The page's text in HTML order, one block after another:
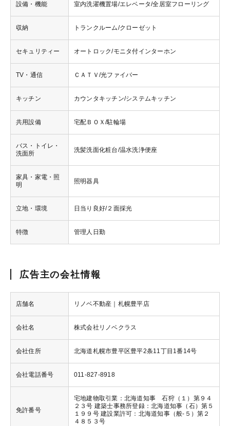
設備・機能 室内洗濯機置場/エレベータ/全居室フローリング
収納 トランクルーム/クローゼット
セキュリティー オートロック/モニタ付インターホン
TV・通信 ＣＡＴＶ/光ファイバー
キッチン カウンタキッチン/システムキッチン
共用設備 宅配ＢＯＸ/駐輪場
バス・トイレ・
洗面所
洗髪洗面化粧台/温水洗浄便座
家具・家電・照
明
照明器具
立地・環境 日当り良好/２面採光
特徴 管理人日勤
広告主の会社情報
店舗名 リノベ不動産｜札幌豊平店
会社名 株式会社リノベクラス
会社住所 北海道札幌市豊平区豊平2条11丁目1番14号
会社電話番号 011-827-8918
免許番号
宅地建物取引業：北海道知事 石狩（１）第９４
２３号 建築士事務所登録：北海道知事（石）第５
１９９号 建設業許可：北海道知事（般-５）第２
４８５３号